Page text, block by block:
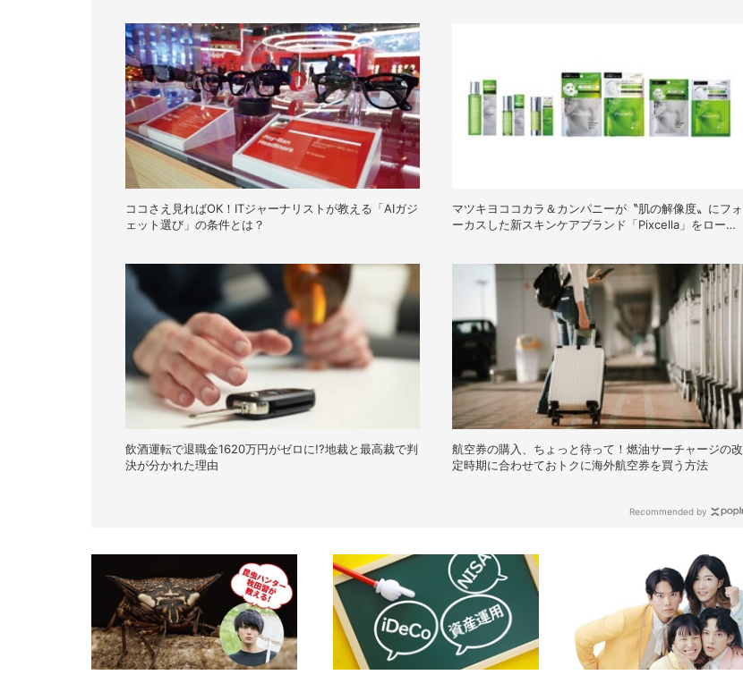
ココさえ見ればOK！ITジャーナリストが教える「AIガジ
ェット選び」の条件とは？
マツキヨココカラ＆カンパニーが〝肌の解像度〟にフォ
ーカスした新スキンケアブランド「Pixcella」をローン
飲酒運転で退職金1620万円がゼロに!?地裁と最高裁で判
決が分かれた理由
航空券の購入、ちょっと待って！燃油サーチャージの改
定時期に合わせておトクに海外航空券を買う方法
Recommended by